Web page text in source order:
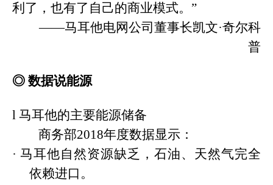
利了，也有了自己的商业模式。”
——马耳他电网公司董事长凯文·奇尔科
普
◎ 数据说能源
l 马耳他的主要能源储备
商务部2018年度数据显示：
· 马耳他自然资源缺乏，石油、天然气完全
依赖进口。